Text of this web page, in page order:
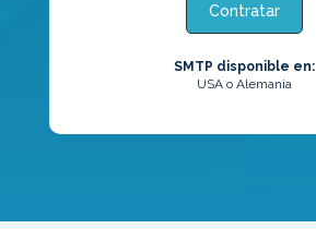
Contratar
SMTP disponible en:
USA o Alemania